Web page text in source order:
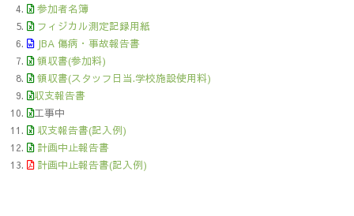
参加者名簿
フィジカル測定記録用紙
JBA 傷病・事故報告書
領収書(参加料)
領収書(スタッフ日当.学校施設使用料)
収支報告書
工事中
収支報告書(記入例)
計画中止報告書
計画中止報告書(記入例)